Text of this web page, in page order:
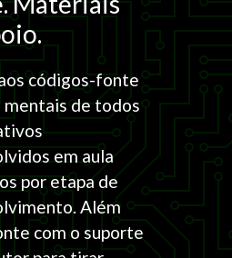
códigos-fonte
mentais de todos
em aula
por etapa de
Além
com o suporte